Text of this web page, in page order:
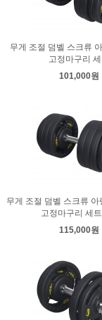
무게 조절 덤벨 스크류
고정마구리
101,000원
무게 조절 덤벨 스크류
고정마구리 세
115,000원